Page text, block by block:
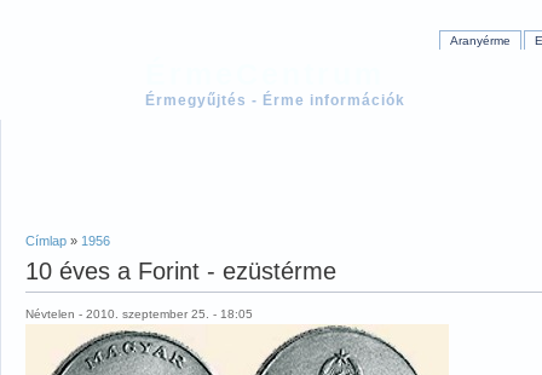
Érmegyűjtés - Érme információk
Aranyérme
Címlap » 1956
10 éves a Forint - ezüstérme
Névtelen - 2010. szeptember 25. - 18:05